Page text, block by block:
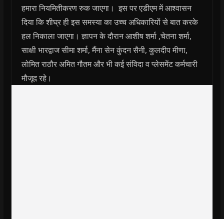
हमारा नियमितीकरण रुक जाएगा। इस पर एडीएम में आश्वासन
दिया कि शीघ्र ही इस समस्या का उच्च अधिकारियों से बात करके
हल निकाला जाएगा। ज्ञापन के दौरान आशीष शर्मा ,चेतना शर्मा,
साक्षी भारद्वाज सीमा शर्मा, मैंना सेन कुंदन सैनी, कुलदीप मीणा,
लोमित राठौर अमित गौतम और भी कई संविदा व प्लेसमेंट कर्मचारी
मौजूद रहे।